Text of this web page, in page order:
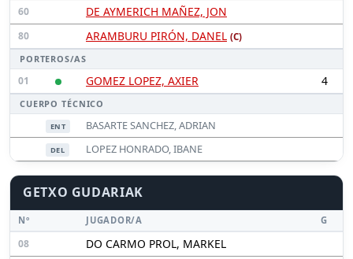
60 DE AYMERICH MAÑEZ, JON
80 ARAMBURU PIRÓN, DANEL (C)
PORTEROS/AS
01 GOMEZ LOPEZ, AXIER 4
CUERPO TÉCNICO
ENT BASARTE SANCHEZ, ADRIAN
DEL LOPEZ HONRADO, IBANE
GETXO GUDARIAK
Nº JUGADOR/A G
08 DO CARMO PROL, MARKEL